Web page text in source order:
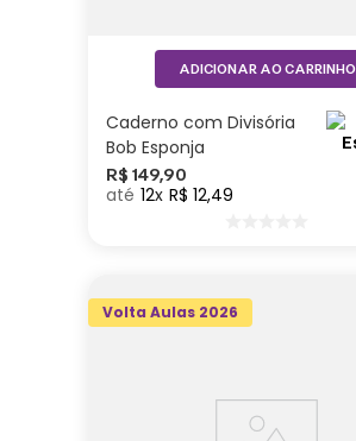
Caderno com Divisória
Bob Esponja
R$ 149,90
12 R$ 12,49
ADICIONAR AO CARRINHO
Volta Aulas 2026